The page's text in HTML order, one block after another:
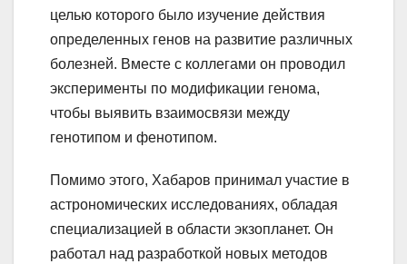
целью которого было изучение действия
определенных генов на развитие различных
болезней. Вместе с коллегами он проводил
эксперименты по модификации генома,
чтобы выявить взаимосвязи между
генотипом и фенотипом.
Помимо этого, Хабаров принимал участие в
астрономических исследованиях, обладая
специализацией в области экзопланет. Он
работал над разработкой новых методов